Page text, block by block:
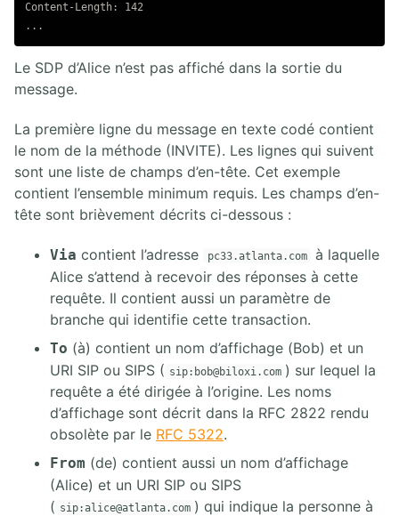
Content-Length: 142
Le SDP d’Alice n’est pas affiché dans la sortie du
message.
La première ligne du message en texte codé contient
le nom de la méthode (INVITE). Les lignes qui suivent
sont une liste de champs d’en-tête. Cet exemple
contient l’ensemble minimum requis. Les champs d’en-
tête sont brièvement décrits ci-dessous :
Via contient l’adresse pc33.atlanta.com
à laquelle
Alice s’attend à recevoir des réponses à cette
requête. Il contient aussi un paramètre de
branche qui identifie cette transaction.
To (à) contient un nom d’affichage (Bob) et un
URI SIP ou SIPS ( sip:bob@biloxi.com ) sur lequel la
requête a été dirigée à l’origine. Les noms
d’affichage sont décrit dans la RFC 2822 rendu
obsolète par le RFC 5322.
From (de) contient aussi un nom d’affichage
(Alice) et un URI SIP ou SIPS
( sip:alice@atlanta.com ) qui indique la personne à